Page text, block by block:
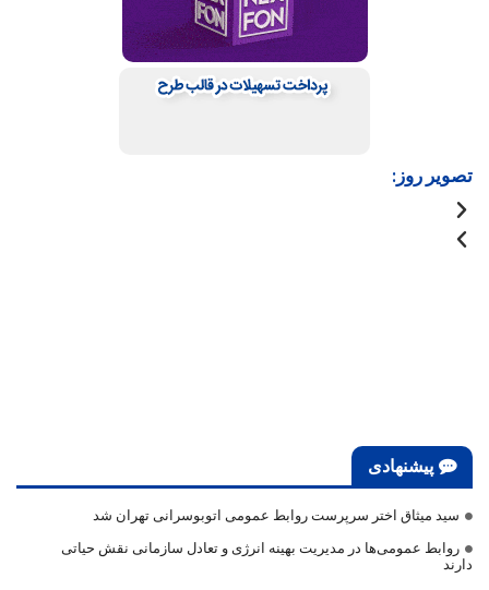
تصویر روز:
پیشنهادی
سید میثاق اختر سرپرست روابط عمومی اتوبوسرانی تهران شد
روابط عمومی‌ها در مدیریت بهینه انرژی و تعادل سازمانی نقش حیاتی
دارند